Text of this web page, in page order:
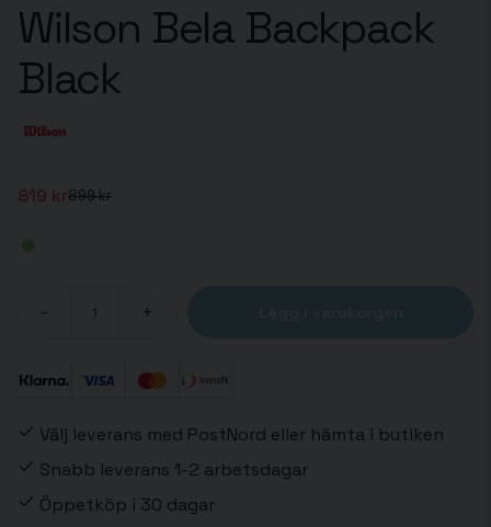
Wilson Bela Backpack
Black
899 kr
819 kr
- +
Välj leverans med PostNord eller hämta i butiken
Snabb leverans 1-2 arbetsdagar
Öppetköp i 30 dagar